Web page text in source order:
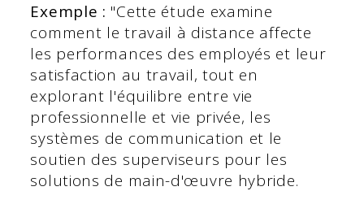
Exemple : "Cette étude examine
comment le travail à distance affecte
les performances des employés et leur
satisfaction au travail, tout en
explorant l'équilibre entre vie
professionnelle et vie privée, les
systèmes de communication et le
soutien des superviseurs pour les
solutions de main-d'œuvre hybride.